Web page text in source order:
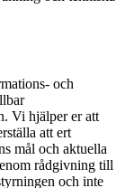
och
Vi hjälper er att
att ert
mål och aktuella
rådgivning till
och inte